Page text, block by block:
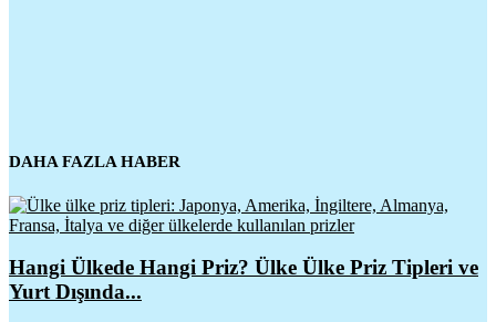
DAHA FAZLA HABER
Hangi Ülkede Hangi Priz? Ülke Ülke Priz Tipleri ve
Yurt Dışında...